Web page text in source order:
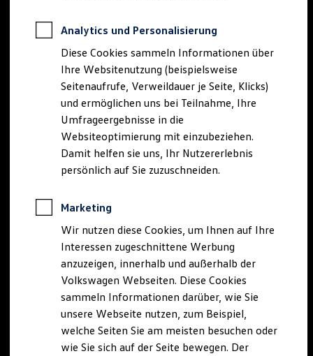
Professional Class bei Volkswagen
Behörden
Direktkunden
Sonderfahrzeuge
Anpfiff zum Gewinn
Elektromobilität
Elektroautos
ID. Tutorials
Elektrofahrzeugkonzepte
ID. EVERY1
Reichweite
Rekuperation
Laden unterwegs
Laden Zuhause
Ladestationen finden
Ladezeitensimulator
Batterie
Sicherheit
Nachhaltigkeit
Technologie
Kosten und Kauf
Analytics und Personalisierung
Diese Cookies sammeln Informationen über
Ihre Websitenutzung (beispielsweise
Seitenaufrufe, Verweildauer je Seite, Klicks)
und ermöglichen uns bei Teilnahme, Ihre
Umfrageergebnisse in die
Websiteoptimierung mit einzubeziehen.
Damit helfen sie uns, Ihr Nutzererlebnis
persönlich auf Sie zuzuschneiden.
Marketing
Wir nutzen diese Cookies, um Ihnen auf Ihre
Interessen zugeschnittene Werbung
anzuzeigen, innerhalb und außerhalb der
Volkswagen Webseiten. Diese Cookies
sammeln Informationen darüber, wie Sie
unsere Webseite nutzen, zum Beispiel,
welche Seiten Sie am meisten besuchen oder
wie Sie sich auf der Seite bewegen. Der